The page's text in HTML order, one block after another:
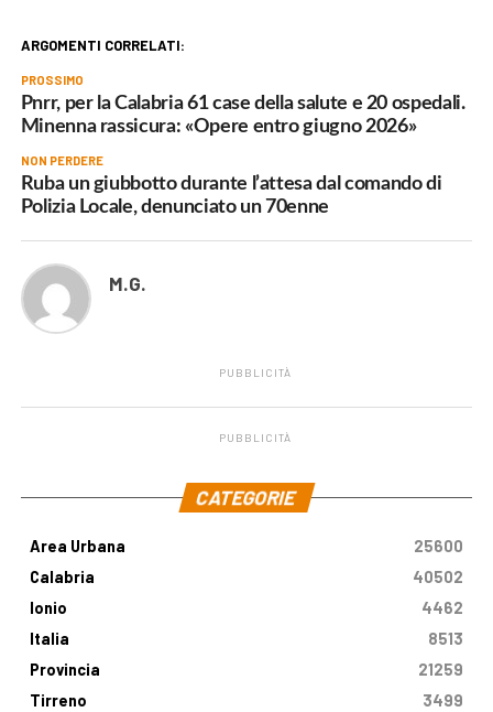
ARGOMENTI CORRELATI:
PROSSIMO
Pnrr, per la Calabria 61 case della salute e 20 ospedali.
Minenna rassicura: «Opere entro giugno 2026»
NON PERDERE
Ruba un giubbotto durante l’attesa dal comando di
Polizia Locale, denunciato un 70enne
M.G.
PUBBLICITÀ
PUBBLICITÀ
CATEGORIE
Area Urbana
25600
Calabria
40502
Ionio
4462
Italia
8513
Provincia
21259
Tirreno
3499